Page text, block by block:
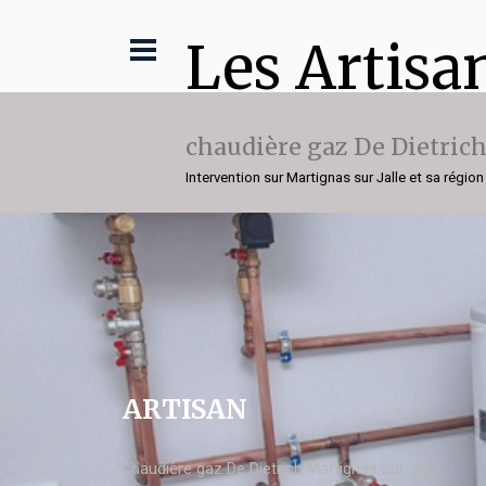
Les
chaudière gaz De Dietrich
Intervention sur Martignas sur Jalle et sa région
ARTISAN
chaudière gaz De Dietrich Martignas sur Jalle